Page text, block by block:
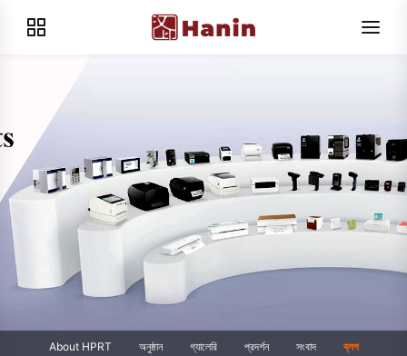
About HPRT অনুষ্ঠান গ্যালেরি প্রদর্শন সংবাদ ব্লগ